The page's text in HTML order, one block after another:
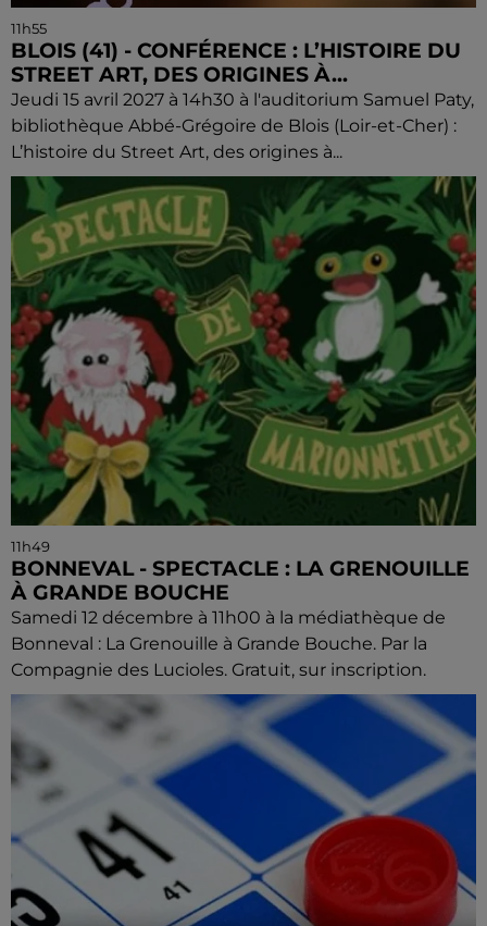
11h55
BLOIS (41) - CONFÉRENCE : L’HISTOIRE DU
STREET ART, DES ORIGINES À...
Jeudi 15 avril 2027 à 14h30 à l'auditorium Samuel Paty,
bibliothèque Abbé-Grégoire de Blois (Loir-et-Cher) :
L’histoire du Street Art, des origines à...
11h49
BONNEVAL - SPECTACLE : LA GRENOUILLE
À GRANDE BOUCHE
Samedi 12 décembre à 11h00 à la médiathèque de
Bonneval : La Grenouille à Grande Bouche. Par la
Compagnie des Lucioles. Gratuit, sur inscription.